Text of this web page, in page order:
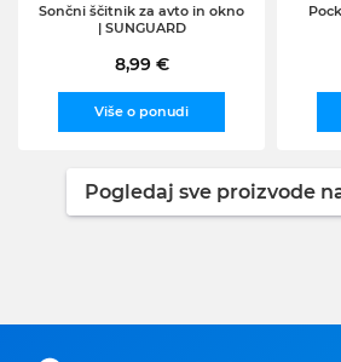
Sončni ščitnik za avto in okno
| SUNGUARD
8,99 €
Više o ponudi
Pogledaj sve proizvode